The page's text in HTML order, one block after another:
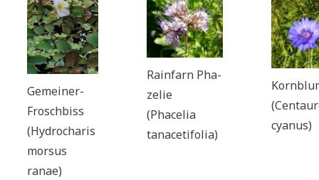
Gemei­ner-
Frosch­biss
(Hydro­charis
mor­sus
ranae)
Rain­farn Pha­
ze­lie
(Phace­lia
tanacetifolia)
cyanus)